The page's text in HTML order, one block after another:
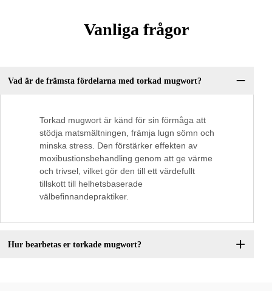
Vanliga frågor
Vad är de främsta fördelarna med torkad mugwort?
Torkad mugwort är känd för sin förmåga att
stödja matsmältningen, främja lugn sömn och
minska stress. Den förstärker effekten av
moxibustionsbehandling genom att ge värme
och trivsel, vilket gör den till ett värdefullt
tillskott till helhetsbaserade
välbefinnandepraktiker.
Hur bearbetas er torkade mugwort?